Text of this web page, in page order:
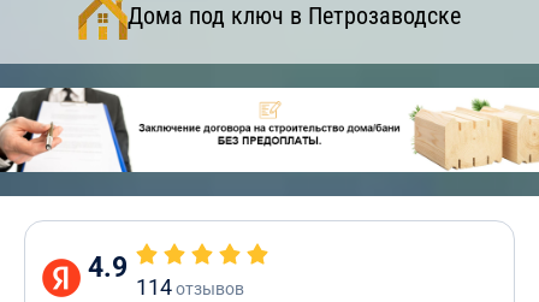
Дома под ключ в Петрозаводске
4.9
114отзывов